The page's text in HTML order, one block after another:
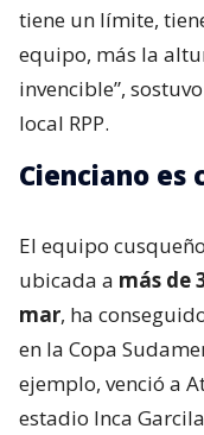
tiene un límite,
equipo, más la
invencible”,
local RPP.
Cienciano es
El equipo
ubicada a más de
mar, ha
en la Copa
ejemplo, venció a
estadio Inca